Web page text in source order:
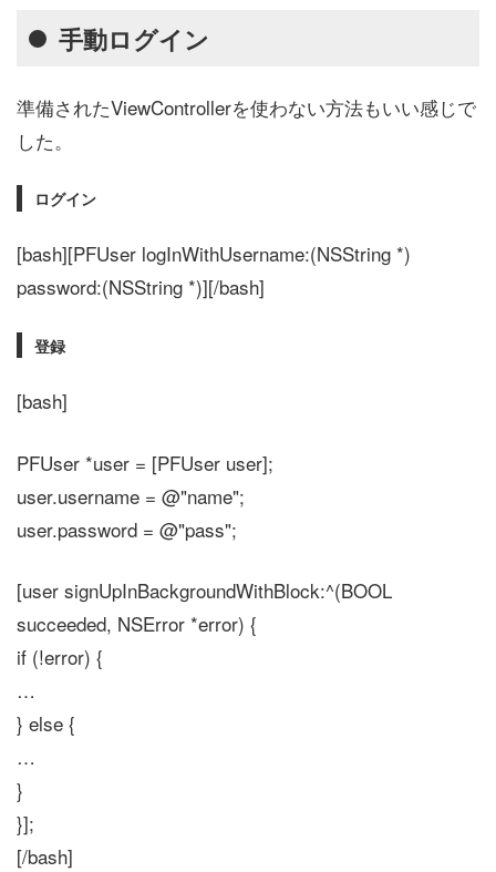
手動ログイン
準備されたViewControllerを使わない方法もいい感じで
した。
ログイン
[bash][PFUser logInWithUsername:(NSString *)
password:(NSString *)][/bash]
登録
[bash]
PFUser *user = [PFUser user];
user.username = @"name";
user.password = @"pass";
[user signUpInBackgroundWithBlock:^(BOOL
succeeded, NSError *error) {
if (!error) {
…
} else {
…
}
}];
[/bash]